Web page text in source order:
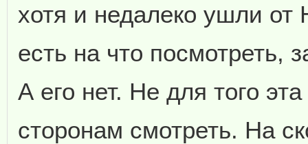
хотя и недалеко ушли
есть на что посмотреть,
А его нет. Не для того
сторонам смотреть. На